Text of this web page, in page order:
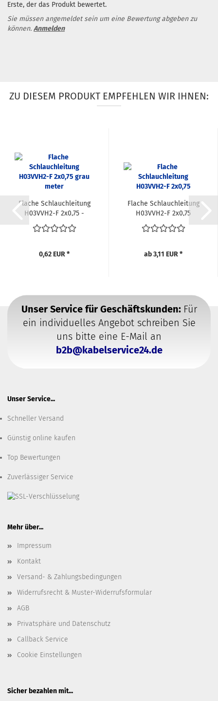
Erste, der das Produkt bewertet.
Sie müssen angemeldet sein um eine Bewertung abgeben zu
können. Anmelden
ZU DIESEM PRODUKT EMPFEHLEN WIR IHNEN:
Flache Schlauchleitung
H03VVH2-F 2x0,75 -
Meterware...
0,62 EUR *
Flache Schlauchleitung
H03VVH2-F 2x0,75
ab 3,11 EUR *
Unser Service für Geschäftskunden: Für
ein individuelles Angebot schreiben Sie
uns bitte eine E-Mail an
b2b@kabelservice24.de
Unser Service...
Schneller Versand
Günstig online kaufen
Top Bewertungen
Zuverlässiger Service
Mehr über...
Impressum
Kontakt
Versand- & Zahlungsbedingungen
Widerrufsrecht & Muster-Widerrufsformular
AGB
Privatsphäre und Datenschutz
Callback Service
Cookie Einstellungen
Sicher bezahlen mit...